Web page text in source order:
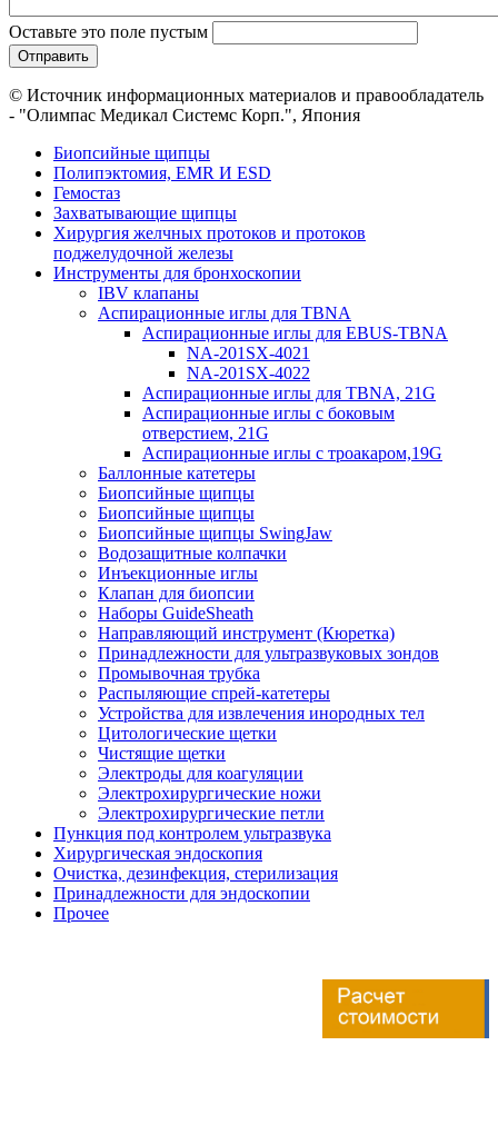
Оставьте это поле пустым
© Источник информационных материалов и правообладатель
- "Олимпас Медикал Системс Корп.", Япония
Биопсийные щипцы
Полипэктомия, EMR И ESD
Гемостаз
Захватывающие щипцы
Хирургия желчных протоков и протоков
поджелудочной железы
Инструменты для бронхоскопии
IBV клапаны
Аспирационные иглы для TBNA
Аспирационные иглы для EBUS-TBNA
NA-201SX-4021
NA-201SX-4022
Аспирационные иглы для TBNA, 21G
Аспирационные иглы с боковым
отверстием, 21G
Аспирационные иглы с троакаром,19G
Баллонные катетеры
Биопсийные щипцы
Биопсийные щипцы
Биопсийные щипцы SwingJaw
Водозащитные колпачки
Инъекционные иглы
Клапан для биопсии
Наборы GuideSheath
Направляющий инструмент (Кюретка)
Принадлежности для ультразвуковых зондов
Промывочная трубка
Распыляющие спрей-катетеры
Устройства для извлечения инородных тел
Цитологические щетки
Чистящие щетки
Электроды для коагуляции
Электрохирургические ножи
Электрохирургические петли
Пункция под контролем ультразвука
Хирургическая эндоскопия
Очистка, дезинфекция, стерилизация
Принадлежности для эндоскопии
Прочее